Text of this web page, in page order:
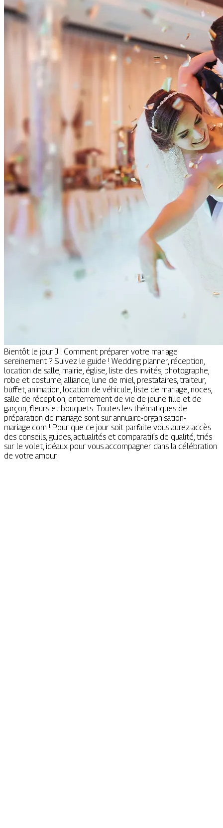
Bientôt le jour J ! Comment préparer votre mariage
sereinement ? Suivez le guide ! Wedding planner, réception,
location de salle, mairie, église, liste des invités, photographe,
robe et costume, alliance, lune de miel, prestataires, traiteur,
buffet, animation, location de véhicule, liste de mariage, noces,
salle de réception, enterrement de vie de jeune fille et de
garçon, fleurs et bouquets…Toutes les thématiques de
préparation de mariage sont sur annuaire-organisation-
mariage.com ! Pour que ce jour soit parfaite vous aurez accès
des conseils, guides, actualités et comparatifs de qualité, triés
sur le volet, idéaux pour vous accompagner dans la célébration
de votre amour.